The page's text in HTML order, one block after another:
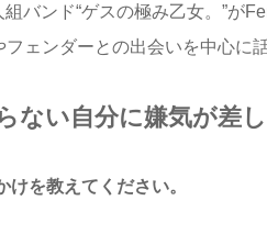
バンド“ゲスの極み乙女。”が
ェンダーとの出会いを中心に
ない自分に嫌気が差
を教えてください。